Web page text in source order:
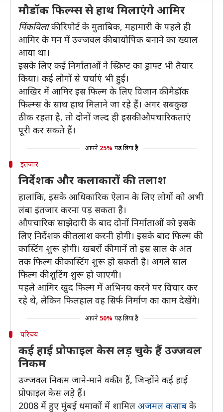
मौडॉक फिल्म्स से हाथ मिलाएंगे आमिर
पिंकविलाकी रिपोर्ट के मुताबिक, महामारी के पहले ही
आमिर के मन में उज्जवल की बायोपिक बनाने का ख्याल
आया था।
इसके लिए कई निर्माताओं ने स्क्रिप्ट का ड्राफ्ट भी तैयार
किया। कई लोगों से चर्चाएं भी हुईं।
आखिर में आमिर इस फिल्म के लिए विजान की मैडॉक
फिल्म्स के साथ हाथ मिलाने जा रहे हैं। अगर सबकुछ
ठीक रहता है, तो दोनों जल्द ही इसकी औपचारिकताएं
पूरी कर सकते हैं।
आपने 25% पढ़ लिया है
इंतजार
निर्देशक और कलाकारों की तलाश
हालांकि, इसके आधिकारिक ऐलान के लिए लोगों को अभी
लंबा इंतजार करना पड़ सकता है।
औपचारिक साझेदारी के बाद दोनों निर्माताओं को इसके
लिए निर्देशक की तलाश करनी होगी। इसके बाद फिल्म की
कास्टिंग शुरू होगी। खबरों की मानें तो इस साल के अंत
तक फिल्म की कास्टिंग शुरू हो सकती है। अगले साल
फिल्म की शूटिंग शुरू हो जाएगी।
पहले आमिर खुद फिल्म में अभिनय करने पर विचार कर
रहे थे, लेकिन फिलहाल वह सिर्फ निर्माण का काम देखेंगे।
आपने 50% पढ़ लिया है
परिचय
कई हाई प्रोफाइल केस लड़ चुके हैं उज्जवल
निकम
उज्जवल निकम जाने-माने वकील हैं, जिन्होंने कई हाई
प्रोफाइल केस लड़े हैं।
2008 में हुए मुंबई धमाकों में शामिल अजमल कसाब के